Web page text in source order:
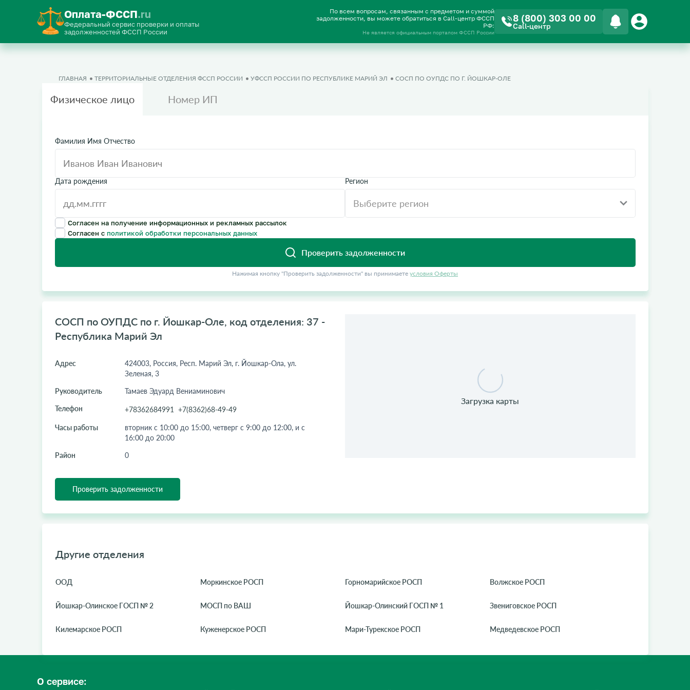
Оплата-ФССП.ru
Федеральный сервис проверки и оплаты
задолженностей ФССП России
По всем вопросам, связанным с предметом и суммой
задолженности, вы можете обратиться в Call-центр ФССП
РФ:
Не является официальным порталом ФССП России
8 (800) 303 00 00
Call-центр
ГЛАВНАЯ ТЕРРИТОРИАЛЬНЫЕ ОТДЕЛЕНИЯ ФССП РОССИИ УФССП РОССИИ ПО РЕСПУБЛИКЕ МАРИЙ ЭЛ СОСП ПО ОУПДС ПО Г. ЙОШКАР-ОЛЕ
Физическое лицо Номер ИП
Фамилия Имя Отчество
Дата рождения Регион
Согласен на получение информационных и рекламных рассылок
Согласен с политикой обработки персональных данных
Проверить задолженности
Нажимая кнопку "Проверить задолженности" вы принимаете условия Оферты
СОСП по ОУПДС по г. Йошкар-Оле, код отделения: 37 -
Республика Марий Эл
Адрес
424003, Россия, Респ. Марий Эл, г. Йошкар-Ола, ул.
Зеленая, 3
Руководитель
Тамаев Эдуард Вениаминович
Телефон
+78362684991 +7(8362)68-49-49
Часы работы
вторник с 10:00 до 15:00, четверг с 9:00 до 12:00, и с
16:00 до 20:00
Район
0
Проверить задолженности
Другие отделения
ООД Моркинское РОСП Горномарийское РОСП Волжское РОСП
Йошкар-Олинское ГОСП № 2 МОСП по ВАШ Йошкар-Олинский ГОСП № 1 Звениговское РОСП
Килемарское РОСП Куженерское РОСП Мари-Турекское РОСП Медведевское РОСП
О сервисе: